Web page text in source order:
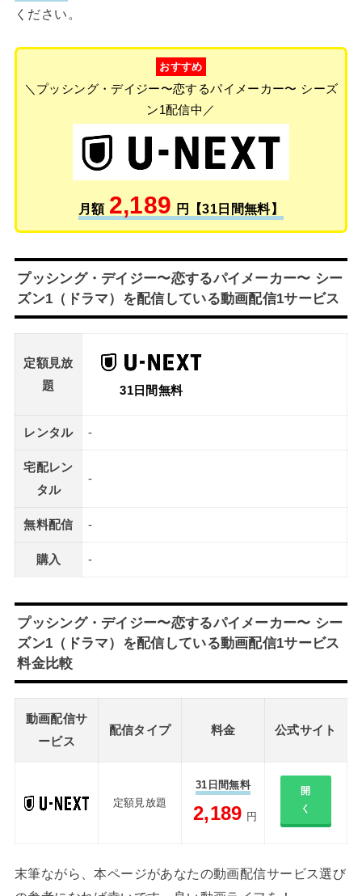
ください。
おすすめ
＼プッシング・デイジー〜恋するパイメーカー〜 シーズ
ン1配信中／
月額 2,189 円【31日間無料】
プッシング・デイジー〜恋するパイメーカー〜 シー
ズン1（ドラマ）を配信している動画配信1サービス
定額見放
題
31日間無料
レンタル -
宅配レン
タル
-
無料配信 -
購入 -
プッシング・デイジー〜恋するパイメーカー〜 シー
ズン1（ドラマ）を配信している動画配信1サービス
料金比較
動画配信サ
ービス
配信タイプ 料金 公式サイト
定額見放題
31日間無料
2,189 円
開
く
末筆ながら、本ページがあなたの動画配信サービス選び